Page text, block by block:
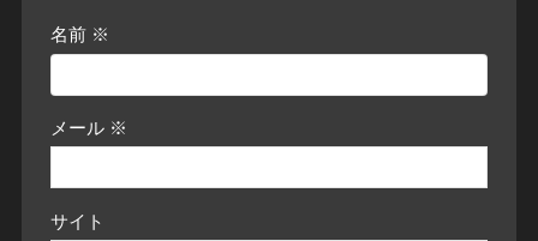
名前 ※
メール ※
サイト